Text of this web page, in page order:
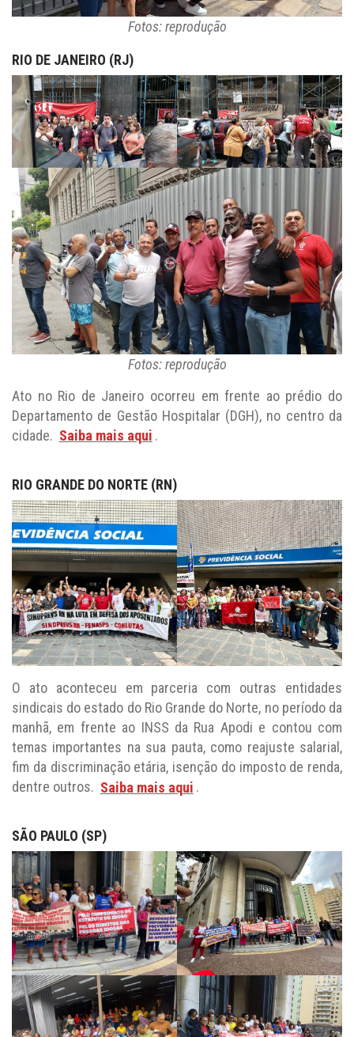
Fotos: reprodução
Fotos: reprodução
Ato no Rio de Janeiro ocorreu em frente ao prédio do
Departamento de Gestão Hospitalar (DGH), no centro da
cidade. Saiba mais aqui.
O ato aconteceu em parceria com outras entidades
sindicais do estado do Rio Grande do Norte, no período da
manhã, em frente ao INSS da Rua Apodi e contou com
temas importantes na sua pauta, como reajuste salarial,
fim da discriminação etária, isenção do imposto de renda,
dentre outros. Saiba mais aqui .